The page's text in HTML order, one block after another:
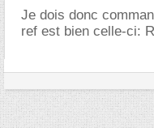
Je dois donc
ref est bien celle-ci: